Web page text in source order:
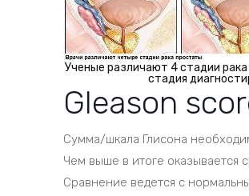
Ученые различают 4 стадии
стадия
Gleason
Сумма/шкала Глисона
Чем выше в итоге оказывается
Сравнение ведется с